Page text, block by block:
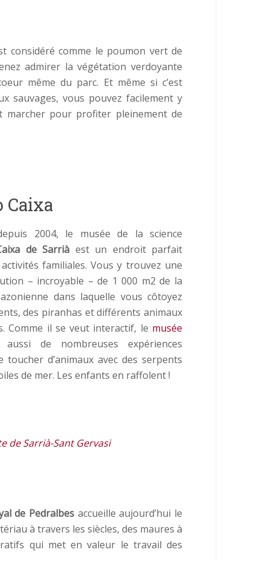
considéré comme le poumon vert de
admirer la végétation verdoyante
même du parc. Et même si c’est
sauvages, vous pouvez facilement y
marcher pour profiter pleinement de
Caixa
2004, le musée de la science
de Sarrià est un endroit parfait
familiales. Vous y trouvez une
– incroyable – de 1 000 m2 de la
dans laquelle vous côtoyez
des piranhas et différents animaux
Comme il se veut interactif, le musée
aussi de nombreuses expériences
toucher d’animaux avec des serpents
de mer. Les enfants en raffolent !
de Sarrià-Sant Gervasi
de Pedralbesaccueille aujourd’hui le
à travers les siècles, des maures à
qui met en valeur le travail des